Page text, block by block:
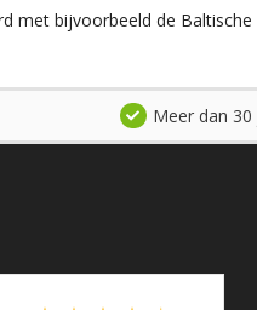
met bijvoorbeeld de
Meer dan